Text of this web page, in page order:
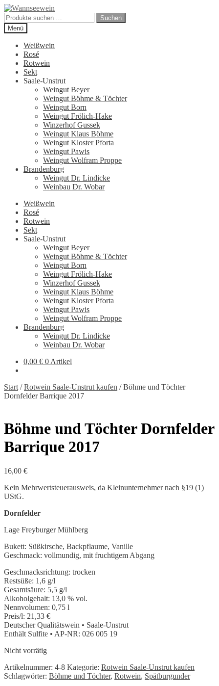
Zur
Navigation
springen
Zum
Inhalt
springen
Suchen
nach:
Suchen
Menü
Weißwein
Rosé
Rotwein
Sekt
Saale-Unstrut
Weingut Beyer
Weingut Böhme & Töchter
Weingut Born
Weingut Frölich-Hake
Winzerhof Gussek
Weingut Klaus Böhme
Weingut Kloster Pforta
Weingut Pawis
Weingut Wolfram Proppe
Brandenburg
Weingut Dr. Lindicke
Weinbau Dr. Wobar
Weißwein
Rosé
Rotwein
Sekt
Saale-Unstrut
Weingut Beyer
Weingut Böhme & Töchter
Weingut Born
Weingut Frölich-Hake
Winzerhof Gussek
Weingut Klaus Böhme
Weingut Kloster Pforta
Weingut Pawis
Weingut Wolfram Proppe
Brandenburg
Weingut Dr. Lindicke
Weinbau Dr. Wobar
0,00 € 0 Artikel
Start /Rotwein Saale-Unstrut kaufen /Böhme und Töchter
Dornfelder Barrique 2017
Böhme und Töchter Dornfelder
Barrique 2017
16,00 €
Kein Mehrwertsteuerausweis, da Kleinunternehmer nach §19 (1)
UStG.
Dornfelder
Lage Freyburger Mühlberg
Bukett: Süßkirsche, Backpflaume, Vanille
Geschmack: vollmundig, mit fruchtigem Abgang
Geschmacksrichtung: trocken
Restsüße: 1,6 g/l
Gesamtsäure: 5,5 g/l
Alkoholgehalt: 13,0 % vol.
Nennvolumen: 0,75 l
Preis/l: 21,33 €
Deutscher Qualitätswein • Saale-Unstrut
Enthält Sulfite • AP-NR: 026 005 19
Nicht vorrätig
Artikelnummer: 4-8 Kategorie: Rotwein Saale-Unstrut kaufen
Schlagwörter: Böhme und Töchter, Rotwein, Spätburgunder